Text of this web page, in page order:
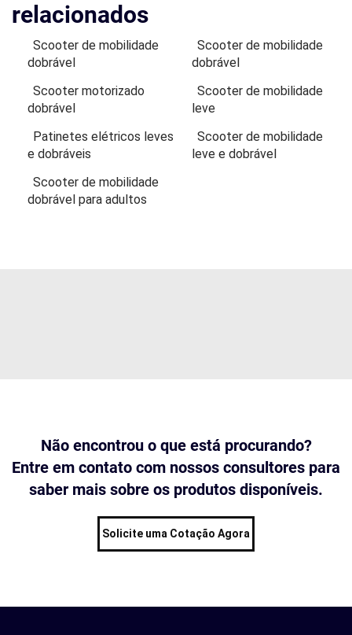
relacionados
Scooter de mobilidade
dobrável
Scooter de mobilidade
dobrável
Scooter motorizado
dobrável
Scooter de mobilidade
leve
Patinetes elétricos leves
e dobráveis
Scooter de mobilidade
leve e dobrável
Scooter de mobilidade
dobrável para adultos
Não encontrou o que está procurando?
Entre em contato com nossos consultores para
saber mais sobre os produtos disponíveis.
Solicite uma Cotação Agora